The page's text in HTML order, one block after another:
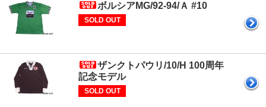
ボルシアMG/92-94/Ａ #10
SOLD OUT
ザンクトパウリ/10/H 100周年
記念モデル
SOLD OUT